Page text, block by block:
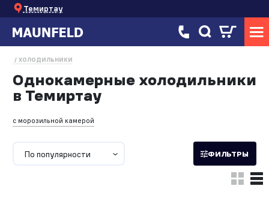
Темиртау
ХОЛОДИЛЬНИКИ
Однокамерные холодильники
в Темиртау
с морозильной камерой
По популярности ФИЛЬТРЫ